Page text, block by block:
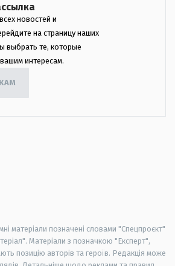
новостей и
на страницу наших
выбрать те, которые
интересам.
матеріали позначені словами "Спецпроєкт"
Матеріали з позначкою "Експерт",
позицію авторів та героїв. Редакція може